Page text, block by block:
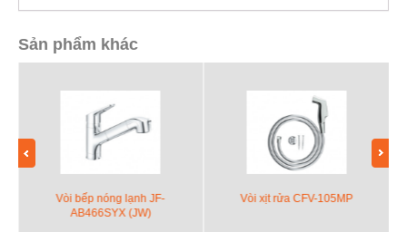
Sản phẩm khác
Vòi bếp nóng lạnh JF-
AB466SYX (JW)
Vòi xịt rửa CFV-105MP